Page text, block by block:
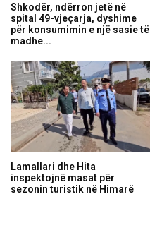
Shkodër, ndërron jetë në
spital 49-vjeçarja, dyshime
për konsumimin e një sasie të
madhe...
Lamallari dhe Hita
inspektojnë masat për
sezonin turistik në Himarë